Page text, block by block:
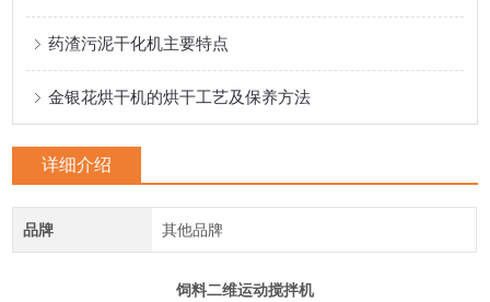
药渣污泥干化机主要特点
金银花烘干机的烘干工艺及保养方法
详细介绍
品牌 其他品牌
饲料二维运动搅拌机